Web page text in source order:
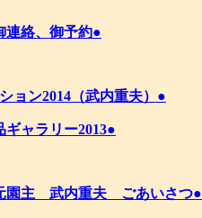
連絡、御予約●
ョン2014（武内重夫）●
ギャラリー2013●
園主 武内重夫 ごあいさつ●